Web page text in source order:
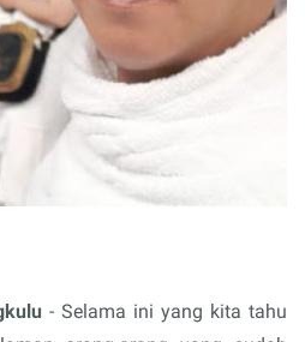
- Selama ini yang kita tahu